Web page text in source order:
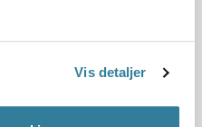
Vis detaljer
at have haft
tager Ankestyrelsen